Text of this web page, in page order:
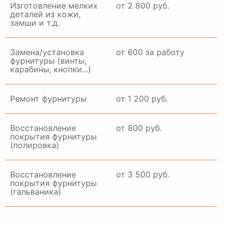
Изготовление мелких
деталей из кожи,
замши и т.д.
от 2 800 руб.
Замена/установка
фурнитуры (винты,
карабины, кнопки...)
от 600 за работу
Ремонт фурнитуры от 1 200 руб.
Восстановление
покрытия фурнитуры
(полировка)
от 800 руб.
Восстановление
покрытия фурнитуры
(гальваника)
от 3 500 руб.